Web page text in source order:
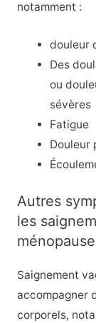
notamment :
douleur
Des
ou
sévères
Fatigue
Douleur
Autres
les
ménopause
Saignement
accompagner
corporels,